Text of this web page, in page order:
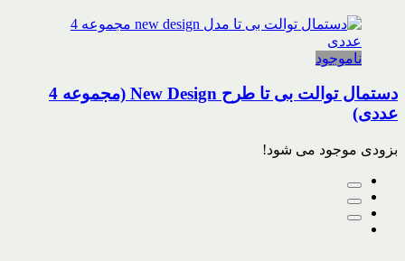
ناموجود
دستمال توالت بی تا طرح New Design (مجموعه 4
عددی)
بزودی موجود می شود!